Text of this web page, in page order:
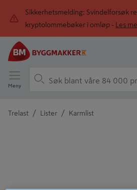
Sikkerhetsmelding: Svindelforsøk
kryptolommebøker i omløp -
Les
Meny
Trelast / Lister / Karmlist